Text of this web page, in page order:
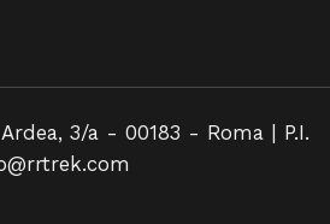
Ardea, 3/a - 00183 - Roma | P.I.